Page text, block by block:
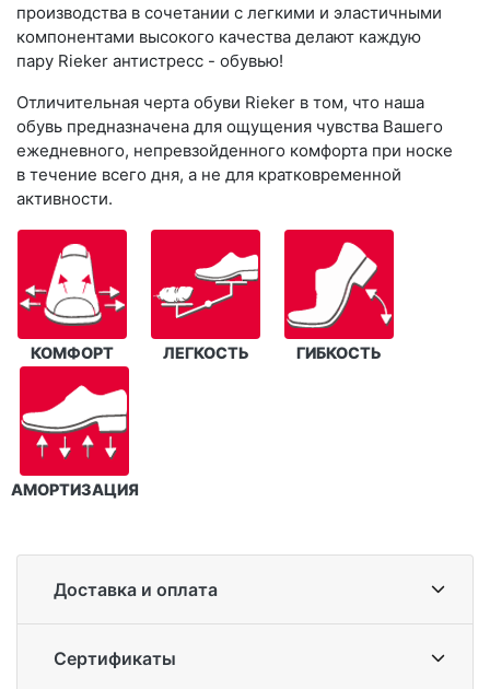
производства в сочетании с легкими и эластичными
компонентами высокого качества делают каждую
пару Rieker антистресс - обувью!
Отличительная черта обуви Rieker в том, что наша
обувь предназначена для ощущения чувства Вашего
ежедневного, непревзойденного комфорта при носке
в течение всего дня, а не для кратковременной
активности.
КОМФОРТ ЛЕГКОСТЬ ГИБКОСТЬ
АМОРТИЗАЦИЯ
Доставка и оплата
Сертификаты